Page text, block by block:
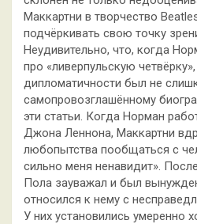
Маккартни в творчество
подчёркивать свою точку
Неудивительно, что, когда
про «ливерпульскую
дипломатичности был не
самопровозглашённому
эти статьи. Когда Норман
Джона Леннона, Маккартни
любопытства пообщаться с
сильно меня ненавидит».
Пола зауважал и был
относился к нему с
У них установились умеренно